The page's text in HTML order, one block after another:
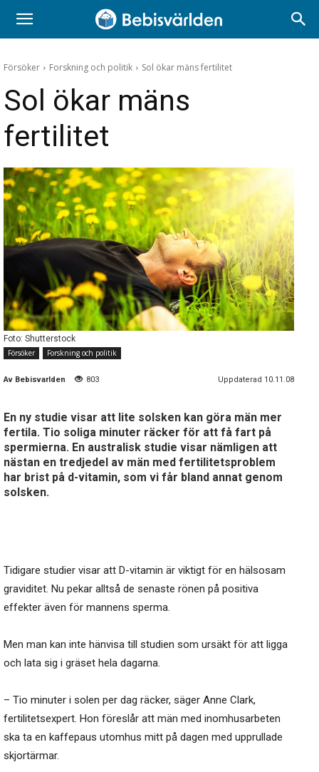
Försöker Forskning och politik Sol ökar mäns fertilitet
Sol ökar mäns
fertilitet
Foto: Shutterstock
Försöker
Forskning och politik
Av Bebisvarlden 803 Uppdaterad 10.11.08
En ny studie visar att lite solsken kan göra män mer
fertila. Tio soliga minuter räcker för att få fart på
spermierna. En australisk studie visar nämligen att
nästan en tredjedel av män med fertilitetsproblem
har brist på d-vitamin, som vi får bland annat genom
solsken.
Tidigare studier visar att D-vitamin är viktigt för en hälsosam
graviditet. Nu pekar alltså de senaste rönen på positiva
effekter även för mannens sperma.
Men man kan inte hänvisa till studien som ursäkt för att ligga
och lata sig i gräset hela dagarna.
– Tio minuter i solen per dag räcker, säger Anne Clark,
fertilitetsexpert. Hon föreslår att män med inomhusarbeten
ska ta en kaffepaus utomhus mitt på dagen med upprullade
skjortärmar.